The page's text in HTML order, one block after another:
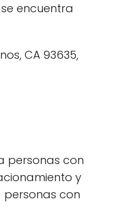
se encuentra
CA 93635,
personas con
y
con